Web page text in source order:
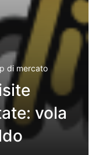
di mercato
vola